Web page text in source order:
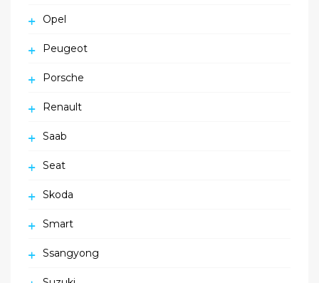
Opel
Peugeot
Porsche
Renault
Saab
Seat
Skoda
Smart
Ssangyong